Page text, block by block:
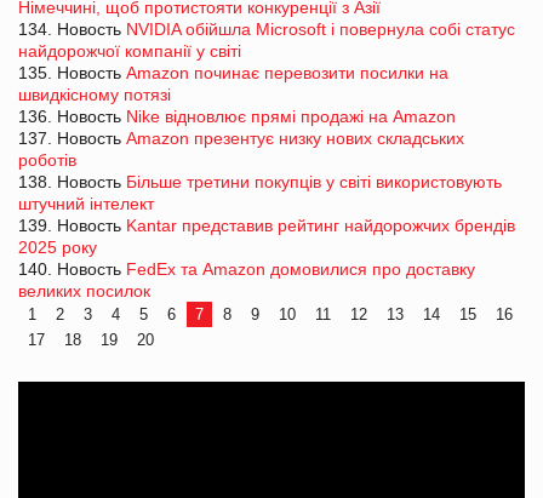
Німеччині, щоб протистояти конкуренції з Азії
134. Новость NVIDIA обійшла Microsoft і повернула собі статус
найдорожчої компанії у світі
135. Новость Amazon починає перевозити посилки на
швидкісному потязі
136. Новость Nike відновлює прямі продажі на Amazon
137. Новость Amazon презентує низку нових складських
роботів
138. Новость Більше третини покупців у світі використовують
штучний інтелект
139. Новость Kantar представив рейтинг найдорожчих брендів
2025 року
140. Новость FedEx та Amazon домовилися про доставку
великих посилок
1 2 3 4 5 6 7 8 9 10 11 12 13 14 15
16
17
18 19 20